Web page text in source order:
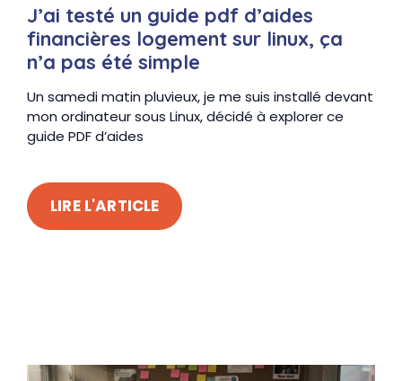
J’ai testé un guide pdf d’aides
financières logement sur linux, ça
n’a pas été simple
Un samedi matin pluvieux, je me suis installé devant
mon ordinateur sous Linux, décidé à explorer ce
guide PDF d’aides
LIRE L'ARTICLE